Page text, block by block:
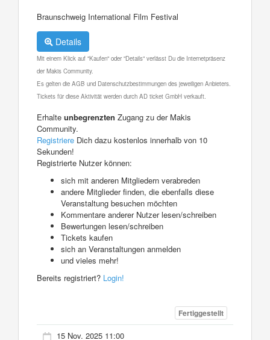
Braunschweig International Film Festival
Details
Mit einem Klick auf "Kaufen" oder "Details" verlässt Du die Internetpräsenz
der Makis Community.
Es gelten die AGB und Datenschutzbestimmungen des jeweiligen Anbieters.
Tickets für diese Aktivität werden durch AD ticket GmbH verkauft.
Erhalte unbegrenzten Zugang zu der Makis
Community.
Registriere Dich dazu kostenlos innerhalb von 10
Sekunden!
Registrierte Nutzer können:
sich mit anderen Mitgliedern verabreden
andere Mitglieder finden, die ebenfalls diese
Veranstaltung besuchen möchten
Kommentare anderer Nutzer lesen/schreiben
Bewertungen lesen/schreiben
Tickets kaufen
sich an Veranstaltungen anmelden
und vieles mehr!
Bereits registriert? Login!
Fertiggestellt
15 Nov. 2025 11:00